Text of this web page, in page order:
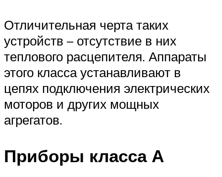
Отличительная черта таких
устройств – отсутствие в них
теплового расцепителя. Аппараты
этого класса устанавливают в
цепях подключения электрических
моторов и других мощных
агрегатов.
Приборы класса А